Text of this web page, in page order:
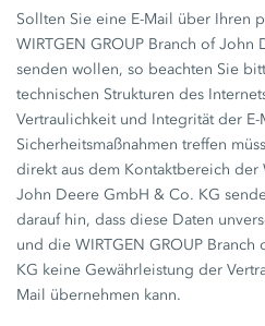
Sollten Sie eine E-Mail über Ihren
WIRTGEN GROUP Branch of John
senden wollen, so beachten Sie
technischen Strukturen des
Vertraulichkeit und Integrität der
Sicherheitsmaßnahmen treffen
direkt aus dem Kontaktbereich der
John Deere GmbH & Co. KG
darauf hin, dass diese Daten
und die WIRTGEN GROUP
KG keine Gewährleistung der
Mail übernehmen kann.